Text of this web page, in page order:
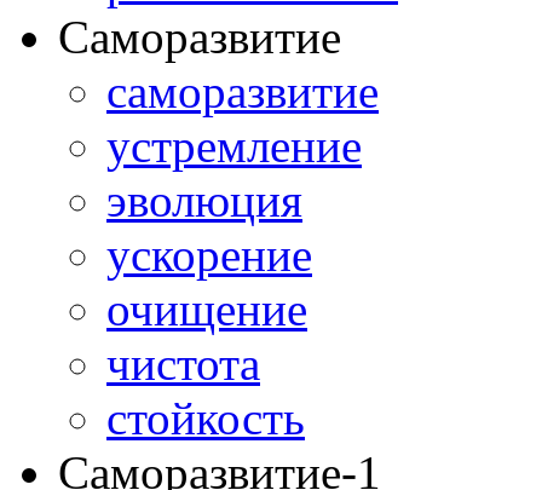
Саморазвитие
саморазвитие
устремление
эволюция
ускорение
очищение
чистота
стойкость
Саморазвитие-1